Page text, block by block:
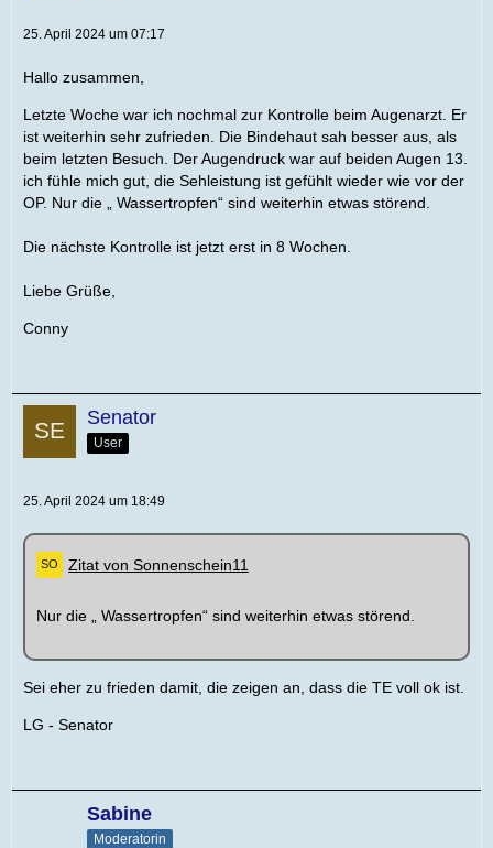
25. April 2024 um 07:17
Hallo zusammen,
Letzte Woche war ich nochmal zur Kontrolle beim Augenarzt. Er
ist weiterhin sehr zufrieden. Die Bindehaut sah besser aus, als
beim letzten Besuch. Der Augendruck war auf beiden Augen 13.
ich fühle mich gut, die Sehleistung ist gefühlt wieder wie vor der
OP. Nur die „ Wassertropfen“ sind weiterhin etwas störend.
Die nächste Kontrolle ist jetzt erst in 8 Wochen.
Liebe Grüße,
Conny
Senator
User
25. April 2024 um 18:49
Zitat von Sonnenschein11
Nur die „ Wassertropfen“ sind weiterhin etwas störend.
Sei eher zu frieden damit, die zeigen an, dass die TE voll ok ist.
LG - Senator
Sabine
Moderatorin